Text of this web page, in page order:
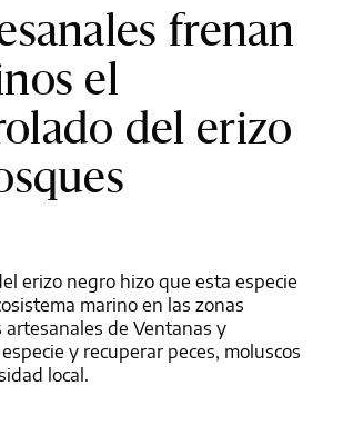
frenan
el
del erizo
erizo negro hizo que esta especie
marino en las zonas
artesanales de Ventanas y
y recuperar peces, moluscos
local.